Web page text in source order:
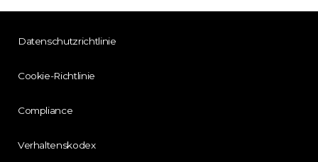
Datenschutzrichtlinie
Cookie-Richtlinie
Compliance
Verhaltenskodex